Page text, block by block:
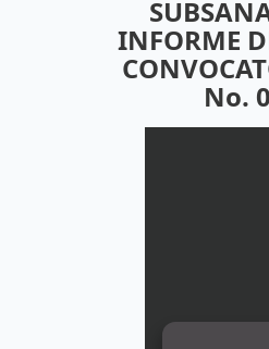
INFORME
No.